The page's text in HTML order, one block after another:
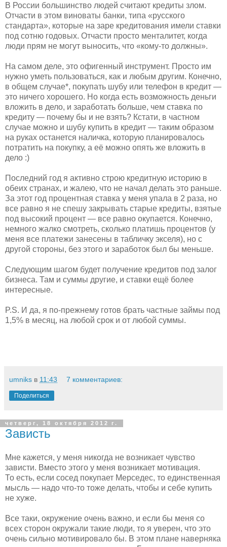
В России большинство людей считают кредиты злом.
Отчасти в этом виноваты банки, типа «русского
стандарта», которые на заре кредитования имели ставки
под сотню годовых. Отчасти просто менталитет, когда
люди прям не могут выносить, что «кому-то должны».
На самом деле, это офигенный инструмент. Просто им
нужно уметь пользоваться, как и любым другим. Конечно,
в общем случае*, покупать шубу или телефон в кредит —
это ничего хорошего. Но когда есть возможность деньги
вложить в дело, и заработать больше, чем ставка по
кредиту — почему бы и не взять? Кстати, в частном
случае можно и шубу купить в кредит — таким образом
на руках останется наличка, которую планировалось
потратить на покупку, а её можно опять же вложить в
дело :)
Последний год я активно строю кредитную историю в
обеих странах, и жалею, что не начал делать это раньше.
За этот год процентная ставка у меня упала в 2 раза, но
все равно я не спешу закрывать старые кредиты, взятые
под высокий процент — все равно окупается. Конечно,
немного жалко смотреть, сколько платишь процентов (у
меня все платежи занесены в табличку экселя), но с
другой стороны, без этого и заработок был бы меньше.
Следующим шагом будет получение кредитов под залог
бизнеса. Там и суммы другие, и ставки ещё более
интересные.
P.S. И да, я по-прежнему готов брать частные займы под
1,5% в месяц, на любой срок и от любой суммы.
umniks в 11:43 7 комментариев:
Поделиться
четверг, 18 октября 2012 г.
Зависть
Мне кажется, у меня никогда не возникает чувство
зависти. Вместо этого у меня возникает мотивация.
То есть, если сосед покупает Мерседес, то единственная
мысль — надо что-то тоже делать, чтобы и себе купить
не хуже.
Все таки, окружение очень важно, и если бы меня со
всех сторон окружали такие люди, то я уверен, что это
очень сильно мотивировало бы. В этом плане наверняка